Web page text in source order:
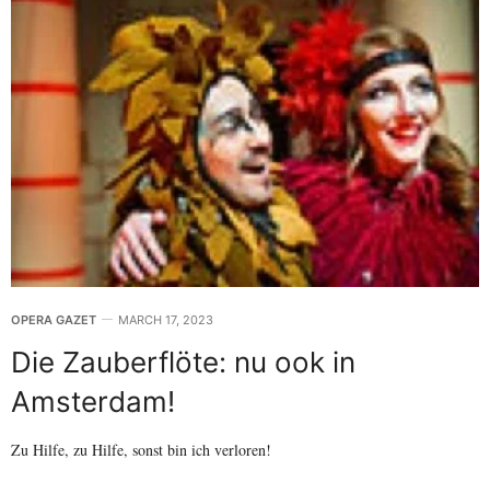
OPERA GAZET MARCH 17, 2023
Die Zauberflöte: nu ook in
Amsterdam!
Zu Hilfe, zu Hilfe, sonst bin ich verloren!